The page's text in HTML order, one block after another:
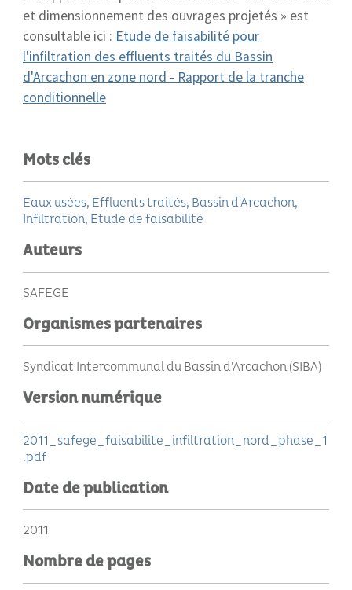
et dimensionnement des ouvrages projetés » est
consultable ici : Etude de faisabilité pour
l'infiltration des effluents traités du Bassin
d'Arcachon en zone nord - Rapport de la tranche
conditionnelle
Mots clés
Eaux usées Effluents traités Bassin d'Arcachon
Infiltration Etude de faisabilité
Auteurs
SAFEGE
Organismes partenaires
Syndicat Intercommunal du Bassin d'Arcachon (SIBA)
Version numérique
2011_safege_faisabilite_infiltration_nord_phase_1
.pdf
Date de publication
2011
Nombre de pages